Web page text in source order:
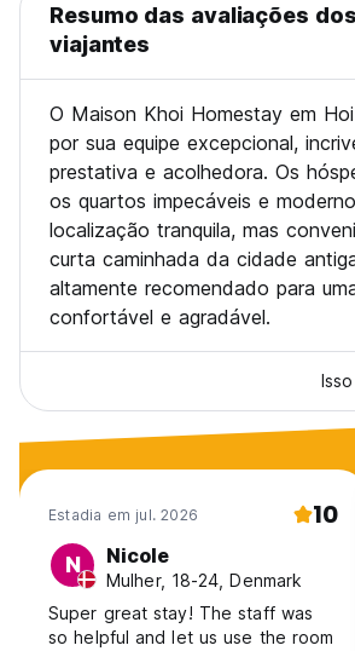
Resumo das avaliações dos
viajantes
O Maison Khoi Homestay em
por sua equipe excepcional,
prestativa e acolhedora. Os
os quartos impecáveis e
localização tranquila, mas
curta caminhada da cidade
altamente recomendado para
confortável e agradável.
Estadia em jul. 2026 10
N Nicole
Mulher, 18-24, Denmark
Super great stay! The staff was
so helpful and let us use the room